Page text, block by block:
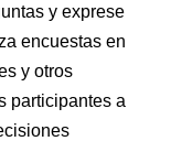
y exprese
encuestas en
y otros
participantes a